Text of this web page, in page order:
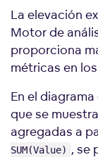
La elevación
Motor de
proporciona
métricas en
En el
que se
agregadas a
SUM(Value) , se